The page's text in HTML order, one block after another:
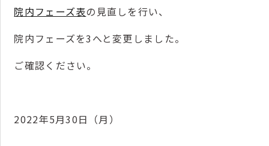
院内フェーズ表の見直しを行い、
院内フェーズを3へと変更しました。
ご確認ください。
2022年5月30日（月）